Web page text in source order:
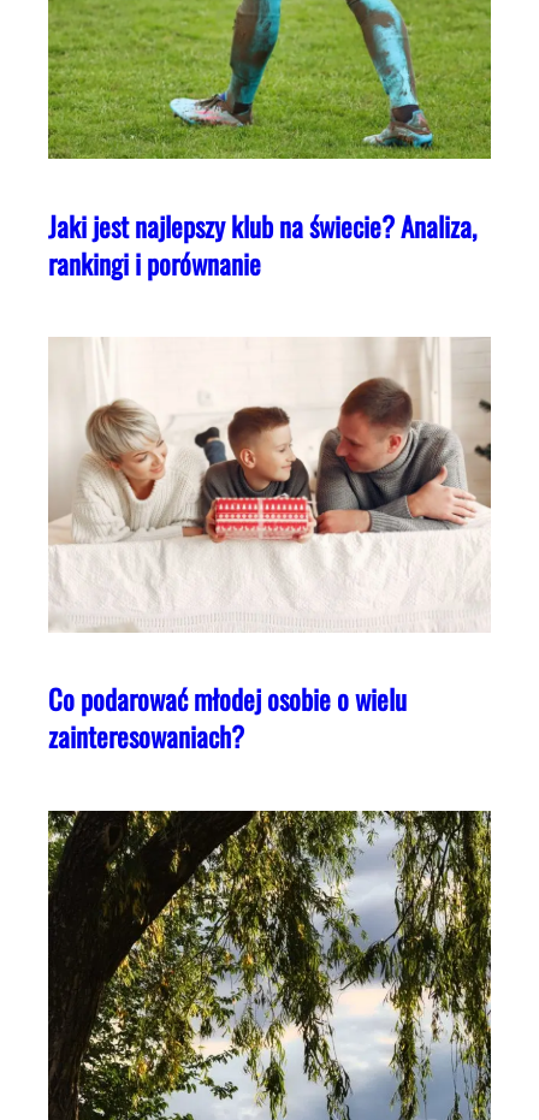
Jaki jest najlepszy klub na świecie? Analiza,
rankingi i porównanie
Co podarować młodej osobie o wielu
zainteresowaniach?